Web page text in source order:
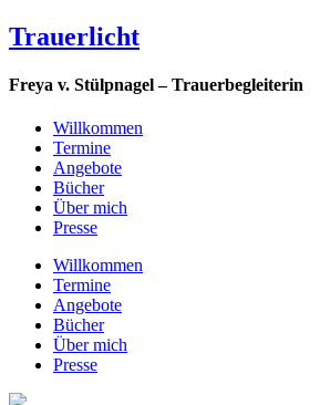
Trauerlicht
Freya v. Stülpnagel – Trauerbegleiterin
Willkommen
Termine
Angebote
Bücher
Über mich
Presse
Willkommen
Termine
Angebote
Bücher
Über mich
Presse